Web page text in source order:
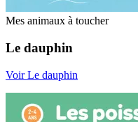
Mes animaux à toucher
Le dauphin
Voir Le dauphin